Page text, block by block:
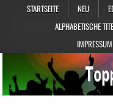
STARTSEITE NEU
ALPHABETISCHE